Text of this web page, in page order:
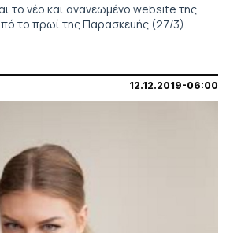
το νέο και ανανεωμένο website της
το πρωί της Παρασκευής (27/3).
12.12.2019-06:00